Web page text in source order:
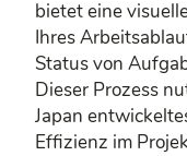
bietet eine
Ihres
Status von
Dieser Prozess
Japan
Effizienz im